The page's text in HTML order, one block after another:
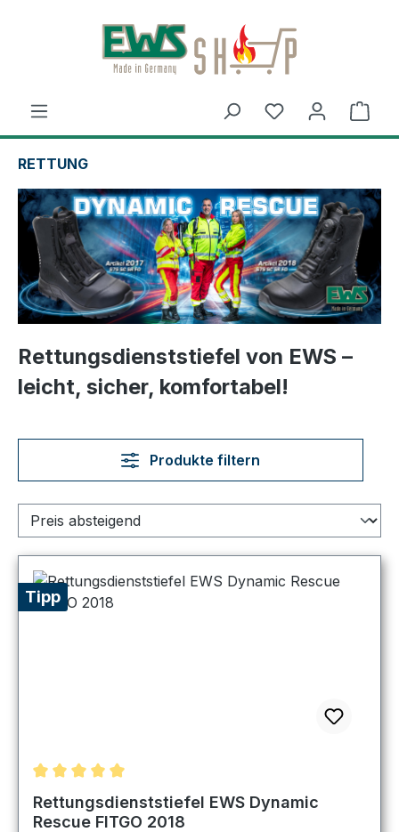
Zum Hauptinhalt springen
RETTUNG
Rettungsdienststiefel von EWS –
leicht, sicher, komfortabel!
Produkte filtern
Tipp
Durchschnittliche Bewertung von 5 von 5 Sternen
Rettungsdienststiefel EWS Dynamic
Rescue FITGO 2018